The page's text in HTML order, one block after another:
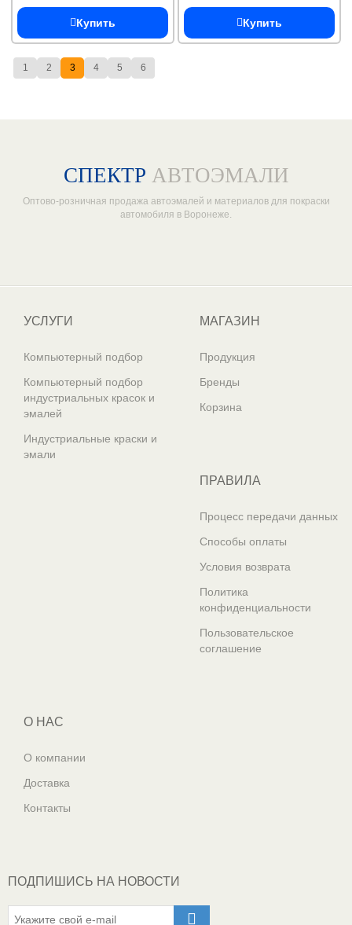
Купить Купить
1 2 3 4 5 6
СПЕКТР АВТОЭМАЛИ
Оптово-розничная продажа автоэмалей и материалов для покраски
автомобиля в Воронеже.
УСЛУГИ
Компьютерный подбор
Компьютерный подбор
индустриальных красок и
эмалей
Индустриальные краски и
эмали
МАГАЗИН
Продукция
Бренды
Корзина
ПРАВИЛА
Процесс передачи данных
Способы оплаты
Условия возврата
Политика
конфиденциальности
Пользовательское
соглашение
О НАС
О компании
Доставка
Контакты
ПОДПИШИСЬ НА НОВОСТИ